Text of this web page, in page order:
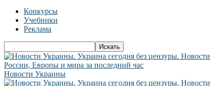
Конкурсы
Учебники
Реклама
Новости Украины